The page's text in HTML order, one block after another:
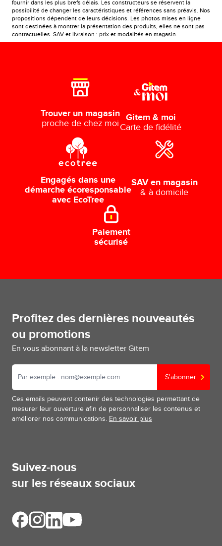
fournir dans les plus brefs délais. Les constructeurs se réservent la
possibilité de changer les caractéristiques et références sans préavis. Nos
propositions dépendent de leurs décisions. Les photos mises en ligne
sont destinées à montrer la présentation des produits, elles ne sont pas
contractuelles. SAV et livraison : prix et modalités en magasin.
Trouver un magasin
proche de chez moi
Gitem & moi
Carte de fidélité
Engagés dans une
démarche écoresponsable
avec EcoTree
SAV en magasin
& à domicile
Paiement
sécurisé
Profitez des dernières nouveautés
ou promotions
En vous abonnant à la newsletter Gitem
S'abonner
Ces emails peuvent contenir des technologies permettant de
mesurer leur ouverture afin de personnaliser les contenus et
améliorer nos communications. En savoir plus
Suivez-nous
sur les réseaux sociaux